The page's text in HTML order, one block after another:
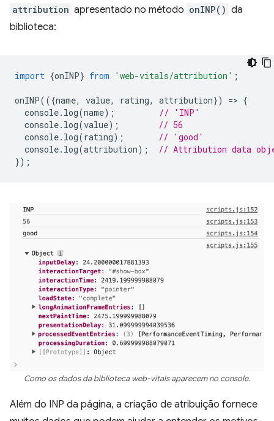
attribution apresentado no método onINP() da
biblioteca:
import {onINP} from 'web-vitals/attribution' ;
onINP(({name, value, rating, attribution}) => {
console. log(name);
// 'INP'
console. log(value);
// 56
console. log(rating);
// 'good'
console. log(attribution);
// Attribution data
});
Como os dados da biblioteca web-vitals aparecem no console.
Além do INP da página, a criação de atribuição fornece